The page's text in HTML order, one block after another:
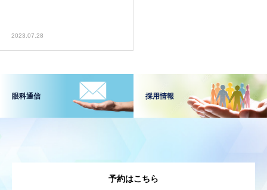
2023.07.28
眼科通信 採用情報
予約はこちら